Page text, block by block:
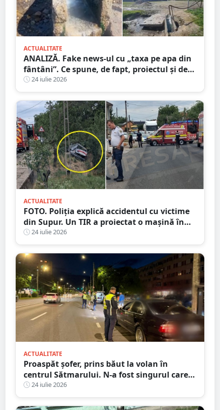
ACTUALITATE
ANALIZĂ. Fake news-ul cu „taxa pe apa din
fântâni”. Ce spune, de fapt, proiectul și de
unde a pornit dezinformarea
24 iulie 2026
ACTUALITATE
FOTO. Poliția explică accidentul cu victime
din Supur. Un TIR a proiectat o mașină în
șanț24 iulie 2026
ACTUALITATE
Proaspăt șofer, prins băut la volan în
centrul Sătmarului. N-a fost singurul care a
călcat pe bec
24 iulie 2026